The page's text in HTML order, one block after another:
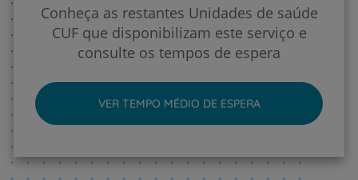
Conheça as restantes Unidades de saúde
CUF que disponibilizam este serviço e
consulte os tempos de espera
VER TEMPO MÉDIO DE ESPERA